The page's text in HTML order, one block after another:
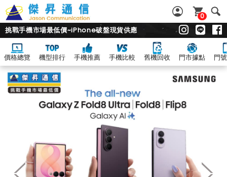
0
挑戰手機市場最低價~iPhone破盤現貨供應
價格總覽 機型排行 手機推薦 手機比較 舊機回收 門市據點 門